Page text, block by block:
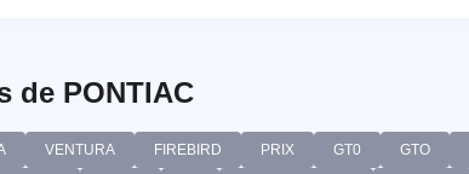
de PONTIAC
VENTURA FIREBIRD PRIX GT0 GTO